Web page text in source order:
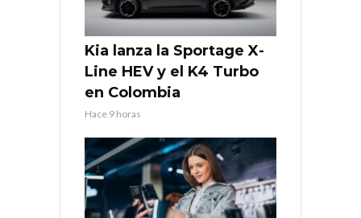
Kia lanza la Sportage X-
Line HEV y el K4 Turbo
en Colombia
Hace 9 horas